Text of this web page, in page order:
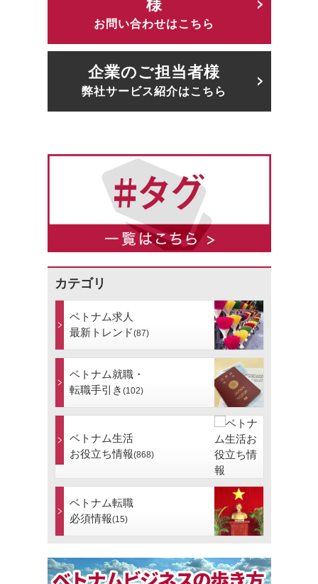
様
お問い合わせはこちら
企業のご担当者様
弊社サービス紹介はこちら
カテゴリ
ベトナム求人
最新トレンド(87)
ベトナム就職・
転職手引き (102)
ベトナム生活
お役立ち情報(868)
ベトナム転職
必須情報(15)